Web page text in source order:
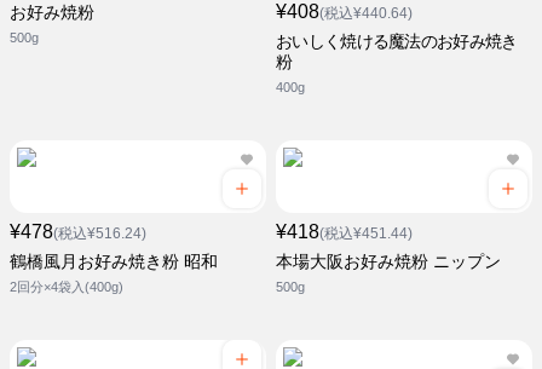
お好み焼粉
500g
¥408(税込¥440.64)
おいしく焼ける魔法のお好み焼き
粉
400g
¥478(税込¥516.24)
鶴橋風月お好み焼き粉 昭和
2回分×4袋入(400g)
¥418(税込¥451.44)
本場大阪お好み焼粉 ニップン
500g